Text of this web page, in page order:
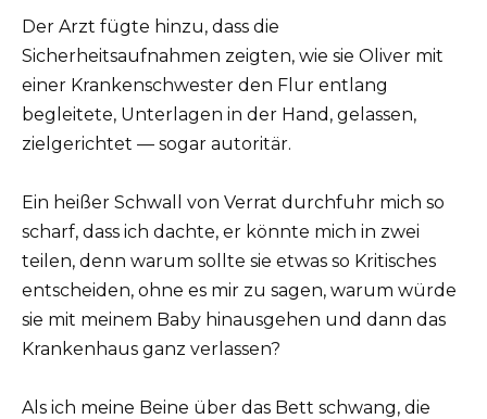
Der Arzt fügte hinzu, dass die
Sicherheitsaufnahmen zeigten, wie sie Oliver mit
einer Krankenschwester den Flur entlang
begleitete, Unterlagen in der Hand, gelassen,
zielgerichtet — sogar autoritär.
Ein heißer Schwall von Verrat durchfuhr mich so
scharf, dass ich dachte, er könnte mich in zwei
teilen, denn warum sollte sie etwas so Kritisches
entscheiden, ohne es mir zu sagen, warum würde
sie mit meinem Baby hinausgehen und dann das
Krankenhaus ganz verlassen?
Als ich meine Beine über das Bett schwang, die